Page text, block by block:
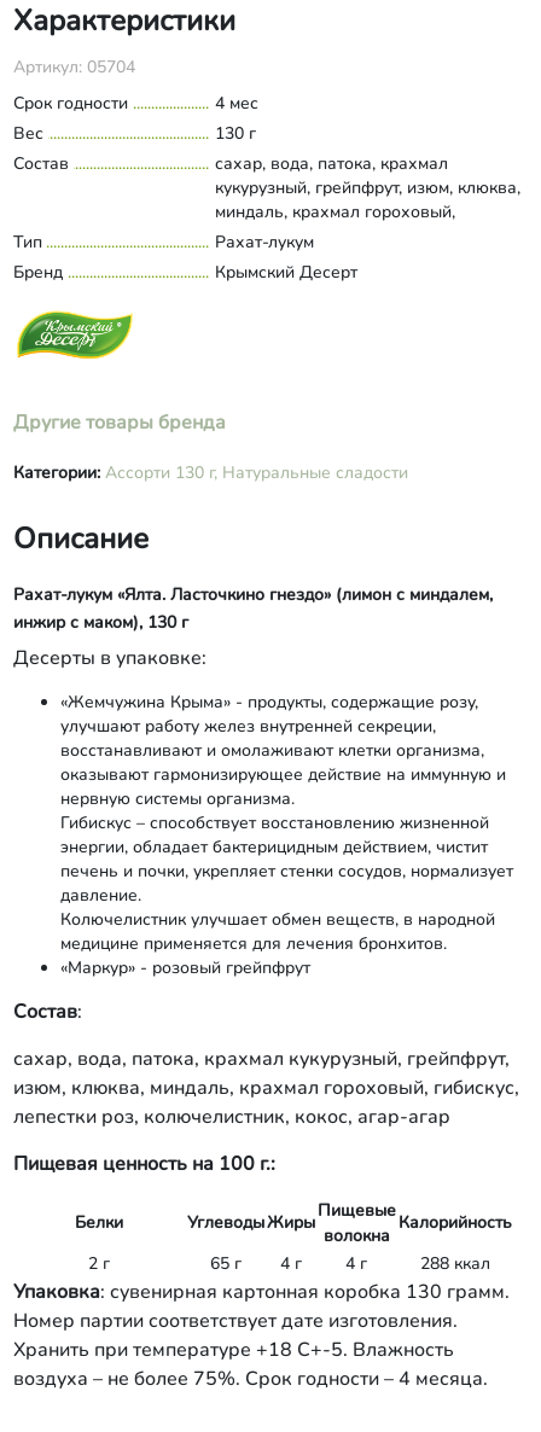
Характеристики
Артикул: 05704
Срок годности
4 мес
Вес
130 г
Состав
сахар, вода, патока, крахмал
кукурузный, грейпфрут, изюм, клюква,
миндаль, крахмал гороховый,
гибискус, лепестки роз,
колючелистник, кокос, агар-агар
Развернуть состав
Тип
Рахат-лукум
Бренд
Крымский Десерт
Другие товары бренда
Категории: Ассорти 130 г, Натуральные сладости
Описание
Рахат-лукум «Ялта. Ласточкино гнездо» (лимон с миндалем,
инжир с маком), 130 г
Десерты в упаковке:
«Жемчужина Крыма» - продукты, содержащие розу,
улучшают работу желез внутренней секреции,
восстанавливают и омолаживают клетки организма,
оказывают гармонизирующее действие на иммунную и
нервную системы организма.
Гибискус – способствует восстановлению жизненной
энергии, обладает бактерицидным действием, чистит
печень и почки, укрепляет стенки сосудов, нормализует
давление.
Колючелистник улучшает обмен веществ, в народной
медицине применяется для лечения бронхитов.
«Маркур» - розовый грейпфрут
Состав:
сахар, вода, патока, крахмал кукурузный, грейпфрут,
изюм, клюква, миндаль, крахмал гороховый, гибискус,
лепестки роз, колючелистник, кокос, агар-агар
Пищевая ценность на 100 г.:
Белки УглеводыЖиры
Пищевые
волокна
Калорийность
2 г
65 г 4 г 4 г 288 ккал
Упаковка: сувенирная картонная коробка 130 грамм.
Номер партии соответствует дате изготовления.
Хранить при температуре +18 С+-5. Влажность
воздуха – не более 75%. Срок годности – 4 месяца.